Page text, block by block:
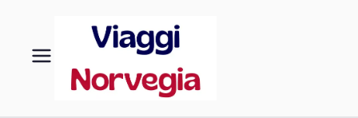
contenuto